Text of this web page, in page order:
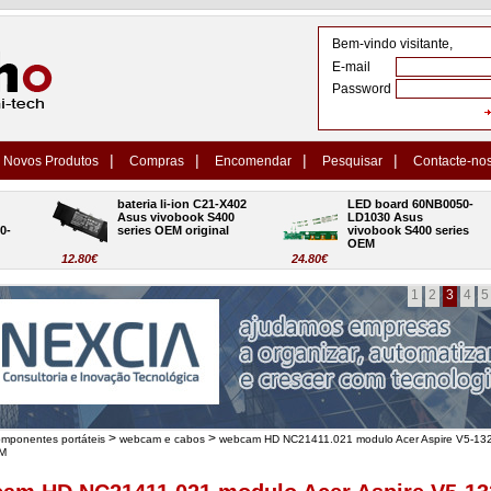
Bem-vindo visitante,
E-mail
Password
Novos Produtos | Compras | Encomendar | Pesquisar | Contacte-
12.80€
bateria li-ion C21-X402
Asus vivobook S400
series OEM original
24.80€
LED board 60NB0050-
LD1030 Asus
vivobook S400 series
OEM
1 2 3 4 5
portáteis > webcam e cabos > webcam HD NC21411.021 modulo Acer Aspire V5-132